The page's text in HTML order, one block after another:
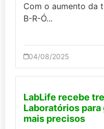
Com o aumento da
B-R-Ó...
04/08/2025
LabLife recebe
Laboratórios
mais precisos